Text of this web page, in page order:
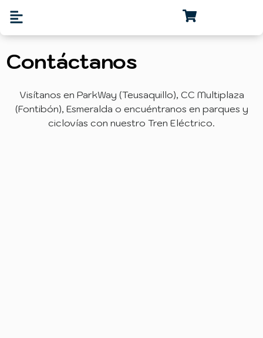
Contáctanos
Visítanos en ParkWay (Teusaquillo), CC Multiplaza
(Fontibón), Esmeralda o encuéntranos en parques y
ciclovías con nuestro Tren Eléctrico.